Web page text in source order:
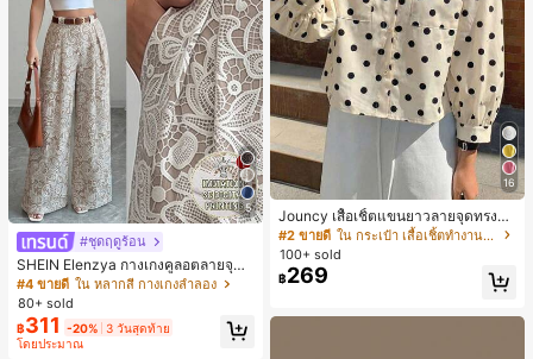
5
#ชุดฤดูร้อน
SHEIN Elenzya กางเกงคูลอตลายจุดเ
อวสูงแบบใหม่สำหรับฤดูใบไม้ผลิ/ฤดูร้อ
น, สไตล์หรูหราเหมาะสำหรับใส่ในชีวิต
ประจำวันและทำงาน, ให้ความรู้สึกวินเ
ทจสำหรับฤดูรับปริญญา, เทศกาลดนตร
ี, การแข่งม้าดาร์บี้, วันประกาศอิสรภาพ
#4 ขายดี ใน หลากสี กางเกงลำลอง
80+ sold
฿311 -20% 3 วันสุดท้าย
โดยประมาณ
16
Jouncy เสื้อเชิ้ตแขนยาวลายจุดทรงหล
วมสำหรับผู้หญิง
#2 ขายดี
ใน กระเป๋า เสื้อเชิ้ตทำงานมีกระเป๋า
100+ sold
฿269